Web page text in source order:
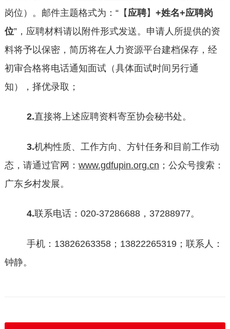
岗位）。邮件主题格式为： “【 应聘】 +姓名+应聘岗
位”，应聘材料请以附件形式发送。申请人所提供的资
料将予以保密，简历将在人力资源平台建档保存，经
初审合格将电话通知面试（具体面试时间另行通
知），择优录取；
2.直接将上述应聘资料寄至协会秘书处。
3.机构性质、工作方向、方针任务和目前工作动
态，请通过官网： www.gdfupin.org.cn ；公众号搜索：
广东乡村发展。
4.联系电话： 020-37286688，37288977。
手机： 13826263358；13822265319；联系人：
钟静。